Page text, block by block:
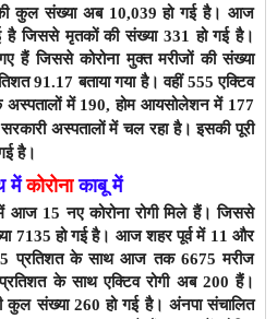
की कुल संख्या अब 10,039 हो गई है। आज
है जिससे मृतकों की संख्या 331 हो गई है।
हैं जिससे कोरोना मुक्त मरीजों की संख्या
91.17 बताया गया है। वहीं555 एक्टिव
अस्पतालों में 190, होम आयसोलेशन में 177
अस्पतालों में चल रहा है।इसकी पूरी
है।
मेंकोरोनाकाबू में
आज 15 नए कोरोना रोगी मिले हैं। जिससे
7135 हो गई है। आज शहर पूर्व में 11 और
प्रतिशत के साथआज तक 6675 मरीज
के साथ एक्टिव रोगी अब 200 हैं।
कुल संख्या 260 हो गई है। अंनपा संचालित